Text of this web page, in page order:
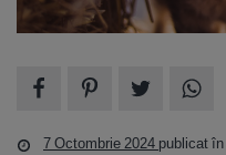
7 Octombrie 2024 publicat în